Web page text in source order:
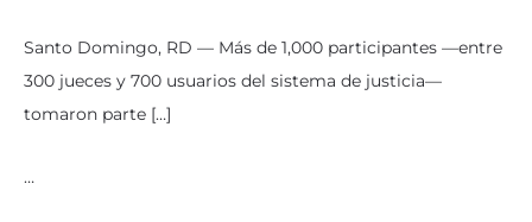
Santo Domingo, RD — Más de 1,000 participantes —entre
300 jueces y 700 usuarios del sistema de justicia—
tomaron parte […]
…